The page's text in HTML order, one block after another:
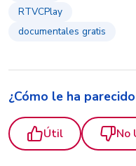
RTVCPlay
documentales gratis
¿Cómo le ha
Útil No